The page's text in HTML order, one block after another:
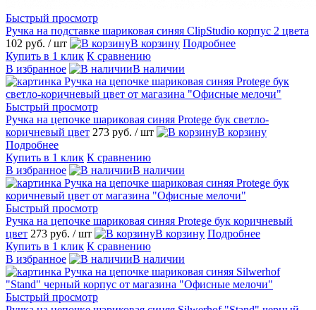
Быстрый просмотр
Ручка на подставке шариковая синяя ClipStudio корпус 2 цвета
102 руб. / шт В корзину Подробнее
Купить в 1 клик К сравнению
В избранное
В наличии
Быстрый просмотр
Ручка на цепочке шариковая синяя Protege бук светло-
коричневый цвет 273 руб. / шт
В корзину
Подробнее
Купить в 1 клик К сравнению
В избранное
В наличии
Быстрый просмотр
Ручка на цепочке шариковая синяя Protege бук коричневый
цвет 273 руб. / шт В корзину Подробнее
Купить в 1 клик К сравнению
В избранное
В наличии
Быстрый просмотр